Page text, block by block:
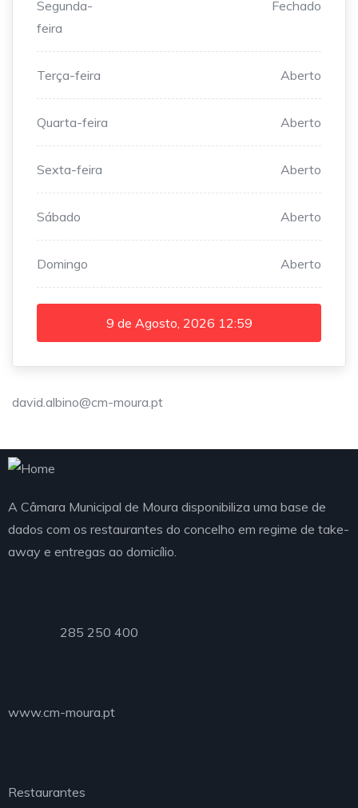
Segunda-
feira
Fechado
Terça-feira Aberto
Quarta-feira Aberto
Sexta-feira Aberto
Sábado Aberto
Domingo Aberto
9 de Agosto, 2026 12:59
david.albino@cm-moura.pt
A Câmara Municipal de Moura disponibiliza uma base de
dados com os restaurantes do concelho em regime de take-
away e entregas ao domicílio.
285 250 400
www.cm-moura.pt
Restaurantes